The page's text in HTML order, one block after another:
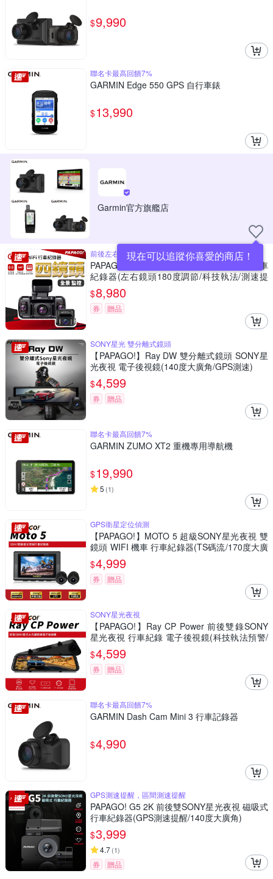
$9,990
聯名卡最高回饋7%
GARMIN Edge 550 GPS 自行車錶
$13,990
Garmin官方旗艦店
現在可以追蹤你喜愛的商店！
前後左右360度全景拍攝
PAPAGO! G560 四鏡頭 360度監控 WiFi 行車
紀錄器(左右鏡頭180度調節/科技執法/測速提
醒)
$8,980
券 贈品
SONY星光 雙分離式鏡頭
【PAPAGO!】Ray DW 雙分離式鏡頭 SONY星
光夜視 電子後視鏡(140度大廣角/GPS測速)
$4,599
券 贈品
聯名卡最高回饋7%
GARMIN ZUMO XT2 重機專用導航機
$19,990
5 (1)
GPS衛星定位偵測
【PAPAGO!】MOTO 5 超級SONY星光夜視 雙
鏡頭 WIFI 機車 行車紀錄器(TS碼流/170度大廣
角/GPS衛星定位)
$4,999
券 贈品
SONY星光夜視
【PAPAGO!】Ray CP Power 前後雙錄SONY
星光夜視 行車紀錄 電子後視鏡(科技執法預警/
GPS測速提醒/大光圈)
$4,599
券 贈品
聯名卡最高回饋7%
GARMIN Dash Cam Mini 3 行車記錄器
$4,990
GPS測速提醒，區間測速提醒
PAPAGO! G5 2K 前後雙SONY星光夜視 磁吸式
行車紀錄器(GPS測速提醒/140度大廣角)
$3,999
4.7(1)
券
贈品